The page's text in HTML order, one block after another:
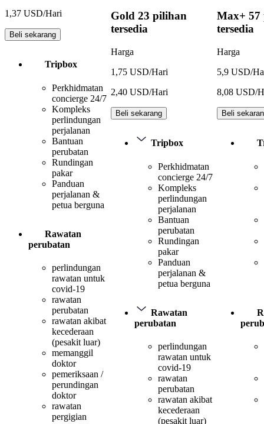
1,37 USD/Hari
Beli sekarang
Tripbox
Perkhidmatan
concierge 24/7
Kompleks
perlindungan
perjalanan
Bantuan
perubatan
Rundingan
pakar
Panduan
perjalanan &
petua berguna
Rawatan
perubatan
perlindungan
rawatan untuk
covid-19
rawatan
perubatan
rawatan akibat
kecederaan
(pesakit luar)
memanggil
doktor
pemeriksaan /
perundingan
doktor
rawatan
pergigian
Gold 23 pilihan
tersedia
Harga
1,75 USD/Hari
2,40 USD/Hari
Beli sekarang
Tripbox
Perkhidmatan
concierge 24/7
Kompleks
perlindungan
perjalanan
Bantuan
perubatan
Rundingan
pakar
Panduan
perjalanan &
petua berguna
Rawatan
perubatan
perlindungan
rawatan untuk
covid-19
rawatan
perubatan
rawatan akibat
kecederaan
(pesakit luar)
Max+ 57
tersedia
Harga
5,9 USD/
8,08 USD/
Beli